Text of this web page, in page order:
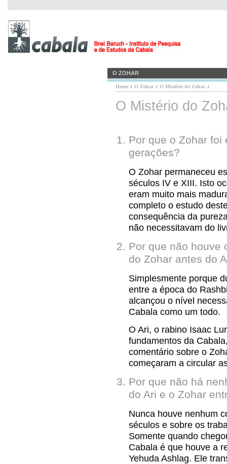
O ZOHAR
Home / O Zohar / O Mistério do Zohar /
O Mistério do
Por que o Zohar foi
gerações?
O Zohar permaneceu
séculos IV e XIII. Isto
eram muito mais
completo o estudo
consequência da
não necessitavam do
Por que não houve
do Zohar antes do
Simplesmente porque
entre a época do
alcançou o nível
Cabala como um todo.
O Ari, o rabino Isaac
fundamentos da
comentário sobre o
começaram a circular
Por que não há
do Ari e o Zohar
Nunca houve nenhum
séculos e sobre os
Somente quando
Cabala é que houve a
Yehuda Ashlag. Ele